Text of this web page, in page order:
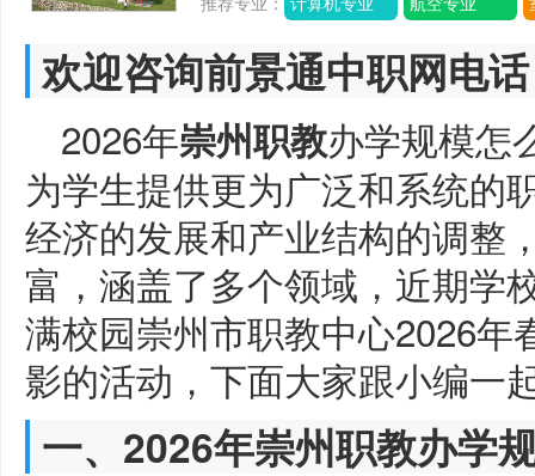
欢迎咨询前景通中职网电
2026年崇州职教办学规模怎
为学生提供更为广泛和系统的
经济的发展和产业结构的调整
富，涵盖了多个领域，近期学
满校园崇州市职教中心2026
影的活动，下面大家跟小编一
一、2026年崇州职教办学